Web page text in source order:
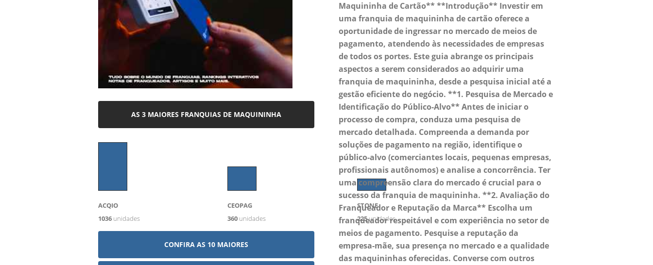
AS 3 MAIORES FRANQUIAS DE MAQUININHA
ACQIO
1036 unidades
CEOPAG
360 unidades
STONE
225unidades
CONFIRA AS 10 MAIORES
Maquininha de Cartão** **Introdução** Investir em
uma franquia de maquininha de cartão oferece a
oportunidade de ingressar no mercado de meios de
pagamento, atendendo às necessidades de empresas
de todos os portes. Este guia abrange os principais
aspectos a serem considerados ao adquirir uma
franquia de maquininha, desde a pesquisa inicial até a
gestão eficiente do negócio. **1. Pesquisa de Mercado e
Identificação do Público-Alvo** Antes de iniciar o
processo de compra, conduza uma pesquisa de
mercado detalhada. Compreenda a demanda por
soluções de pagamento na região, identifique o
público-alvo (comerciantes locais, pequenas empresas,
profissionais autônomos) e analise a concorrência. Ter
uma compreensão clara do mercado é crucial para o
sucesso da franquia de maquininha. **2. Avaliação do
Franqueador e Reputação da Marca** Escolha um
franqueador respeitável e com experiência no setor de
meios de pagamento. Pesquise a reputação da
empresa-mãe, sua presença no mercado e a qualidade
das maquininhas oferecidas. Converse com outros